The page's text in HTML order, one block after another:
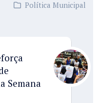
Política Municipal
Semana